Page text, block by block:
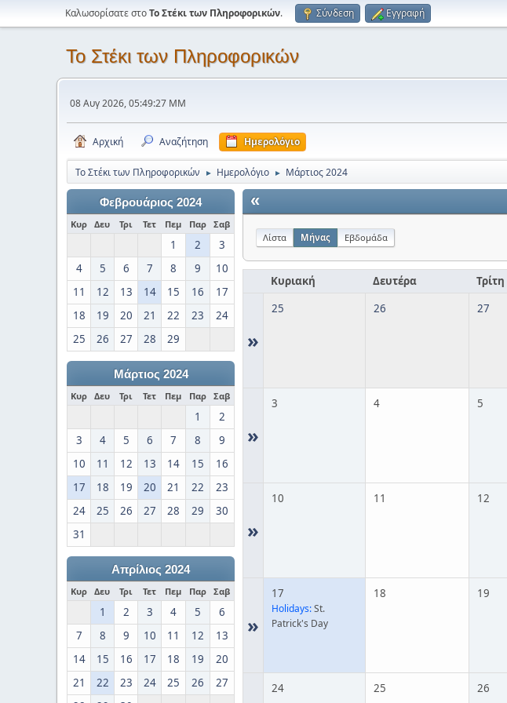
Καλωσορίσατε στοΤο Στέκι των Πληροφορικών. Σύνδεση Εγγραφή
Το Στέκι των Πληροφορικών
08 Αυγ 2026, 05:49:27 ΜΜ
Αρχική Αναζήτηση Ημερολόγιο
Το Στέκι των Πληροφορικών ► Ημερολόγιο ► Μάρτιος 2024
Φεβρουάριος 2024
Κυρ Δευ Τρι Τετ Πεμ Παρ Σαβ
1 2
3
4
5 6 7 8 9
10
11
12 13 14 15 16
17
18
19 20 21 22 23
24
25
26 27 28 29
Μάρτιος 2024
Κυρ Δευ Τρι Τετ Πεμ Παρ Σαβ
1
2
3
4 5 6 7 8
9
10
11 12 13 14 15
16
17
18 19 20 21 22
23
24
25 26 27 28 29
30
31
Απρίλιος 2024
Κυρ Δευ Τρι Τετ Πεμ Παρ Σαβ
1 2 3 4 5
6
7
8 9 10 11 12
13
14
15 16 17 18 19
20
21
22 23 24 25 26
27
«
Λίστα Μήνας Εβδομάδα
Κυριακή Δευτέρα Τρίτη
»
25 26 27
»
3 4 5
»
10 11 12
»
17
Holidays:St.
Patrick's Day
18 19
24 25 26